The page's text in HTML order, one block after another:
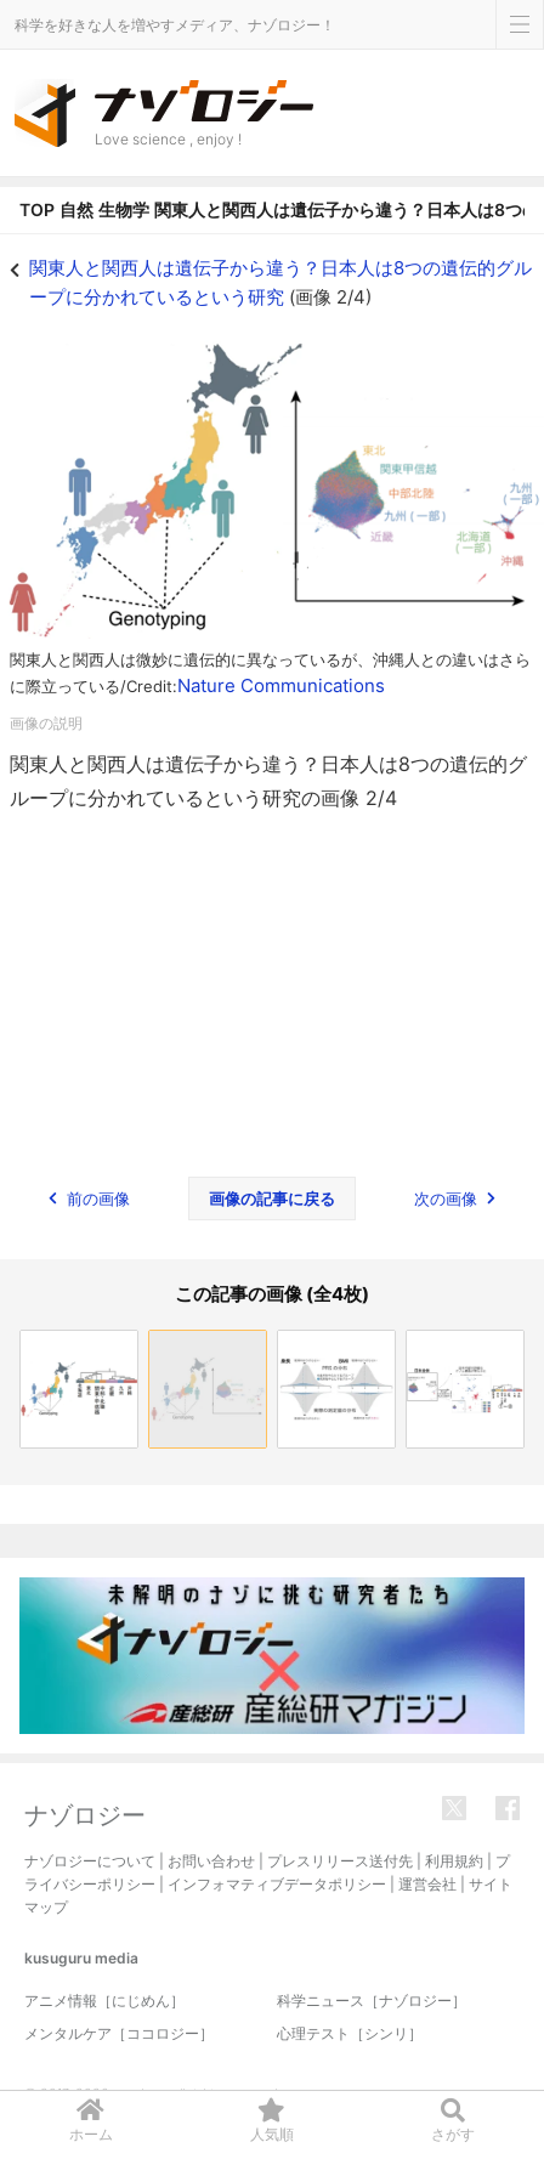
ホーム 人気順 さがす
科学を好きな人を増やすメディア、ナゾロジー！
Love science , enjoy !
TOP 自然 生物学 関東人と関西人は遺伝子から違う？日本人は8つ
関東人と関西人は遺伝子から違う？日本人は8つの遺伝的グル
ープに分かれているという研究 (画像 2/4)
関東人と関西人は微妙に遺伝的に異なっているが、沖縄人との違いはさら
に際立っている/Credit:Nature Communications
関東人と関西人は遺伝子から違う？日本人は8つの遺伝的グ
ループに分かれているという研究の画像 2/4
前の画像 画像の記事に戻る 次の画像
この記事の画像 (全4枚)
ナゾロジー
ナゾロジーについて お問い合わせ プレスリリース送付先 利用規約
プ
ライバシーポリシー
インフォマティブデータポリシー 運営会社
サイト
マップ
kusuguru media
アニメ情報［にじめん］
科学ニュース［ナゾロジー］
メンタルケア［ココロジー］
心理テスト［シンリ］
© 2017-2026 nazology. all rights reserved.